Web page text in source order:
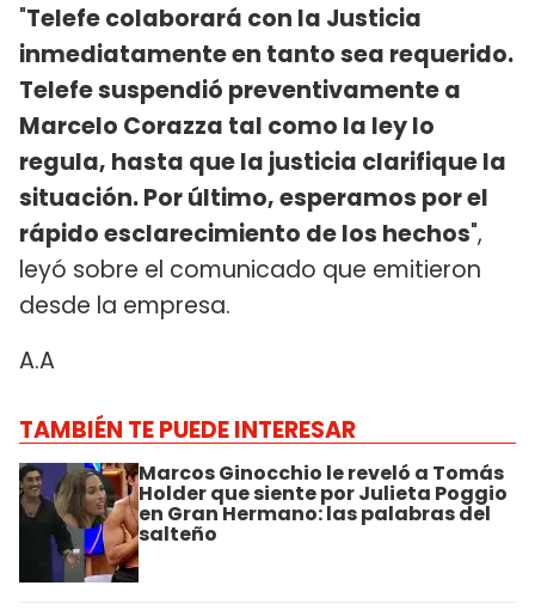
"Telefe colaborará con la Justicia
inmediatamente en tanto sea requerido.
Telefe suspendió preventivamente a
Marcelo Corazza tal como la ley lo
regula, hasta que la justicia clarifique la
situación. Por último, esperamos por el
rápido esclarecimiento de los hechos",
leyó sobre el comunicado que emitieron
desde la empresa.
A.A
TAMBIÉN TE PUEDE INTERESAR
Marcos Ginocchio le reveló a Tomás
Holder que siente por Julieta Poggio
en Gran Hermano: las palabras del
salteño